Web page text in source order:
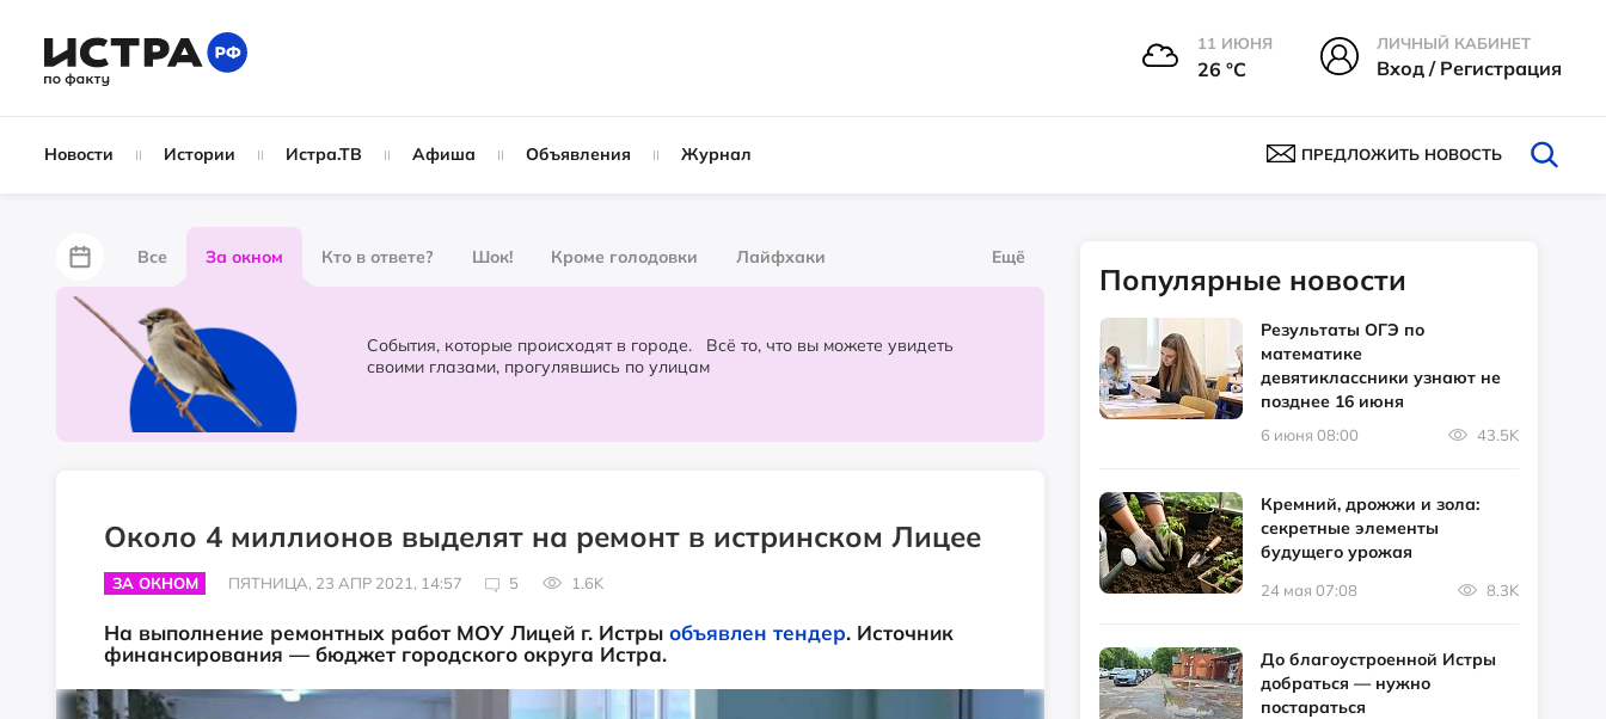
11 ИЮНЯ
26 °С
ЛИЧНЫЙ КАБИНЕТ
Вход / Регистрация
Новости Истории Истра.ТВ Афиша Объявления Журнал ПРЕДЛОЖИТЬ НОВОСТЬ
Все За окном Кто в ответе? Шок! Кроме голодовки Лайфхаки
За забором
Партнёрский материал Народные новости Слухи
Ещё
События, которые происходят в городе. Всё то, что вы можете увидеть
своими глазами, прогулявшись по улицам
Около 4 миллионов выделят на ремонт в истринском Лицее
ЗА ОКНОМ ПЯТНИЦА, 23 АПР 2021, 14:57 5 1.6K
На выполнение ремонтных работ МОУ Лицей г. Истры объявлен тендер. Источник
финансирования — бюджет городского округа Истра.
Популярные новости
Результаты ОГЭ по
математике
девятиклассники узнают не
позднее 16 июня
6 июня 08:00 43.5K
Кремний, дрожжи и зола:
секретные элементы
будущего урожая
24 мая 07:08 8.3K
До благоустроенной Истры
добраться — нужно
постараться